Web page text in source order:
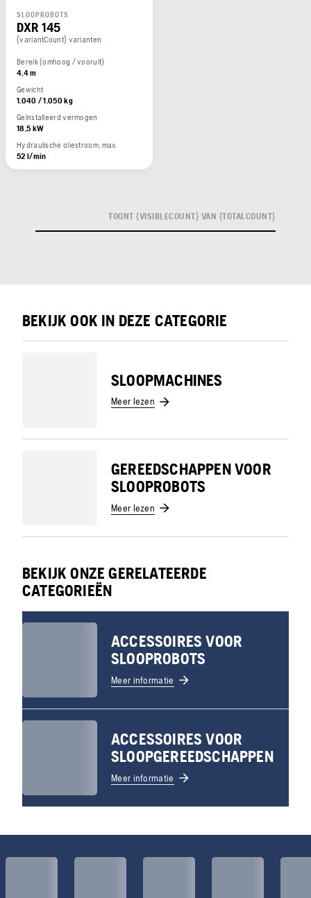
SLOOPROBOTS
DXR 145
{variantCount} varianten
Bereik (omhoog / vooruit)
4,4 m
Gewicht
1.040 / 1.050 kg
Geïnstalleerd vermogen
18,5 kW
Hydraulische oliestroom, max.
52 l/min
TOONT {VISIBLECOUNT} VAN {TOTALCOUNT}
BEKIJK OOK IN DEZE CATEGORIE
SLOOPMACHINES
Meer lezen
GEREEDSCHAPPEN VOOR
SLOOPROBOTS
Meer lezen
BEKIJK ONZE GERELATEERDE
CATEGORIEËN
ACCESSOIRES VOOR
SLOOPROBOTS
Meer informatie
ACCESSOIRES VOOR
SLOOPGEREEDSCHAPPEN
Meer informatie